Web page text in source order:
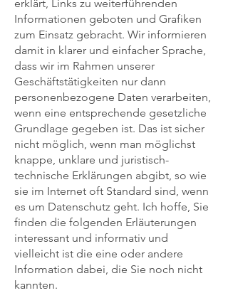
erklärt, Links zu weiterführenden
Informationen geboten und Grafiken
zum Einsatz gebracht. Wir informieren
damit in klarer und einfacher Sprache,
dass wir im Rahmen unserer
Geschäftstätigkeiten nur dann
personenbezogene Daten verarbeiten,
wenn eine entsprechende gesetzliche
Grundlage gegeben ist. Das ist sicher
nicht möglich, wenn man möglichst
knappe, unklare und juristisch-
technische Erklärungen abgibt, so wie
sie im Internet oft Standard sind, wenn
es um Datenschutz geht. Ich hoffe, Sie
finden die folgenden Erläuterungen
interessant und informativ und
vielleicht ist die eine oder andere
Information dabei, die Sie noch nicht
kannten.